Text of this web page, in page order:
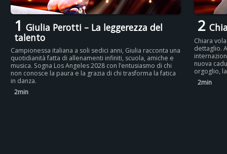
1 Giulia Perotti – La leggerezza del
talento
Campionessa italiana a soli sedici anni, Giulia racconta una
quotidianità fatta di allenamenti infiniti, scuola, amiche e
musica. Sogna Los Angeles 2028 con l’entusiasmo di chi
non conosce la paura e la grazia di chi trasforma la fatica
in danza.
2min
2
Chiara
dettaglio.
nuova
orgoglio,
2min